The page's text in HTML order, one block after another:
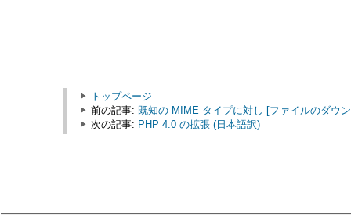
トップページ
前の記事: 既知の MIME タイプに対し [ファイルのダウ
次の記事: PHP 4.0 の拡張 (日本語訳)